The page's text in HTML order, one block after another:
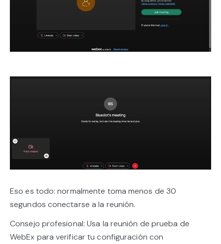
Eso es todo: normalmente toma menos de 30
segundos conectarse a la reunión.
Consejo profesional: Usa la reunión de prueba de
WebEx para verificar tu configuración con